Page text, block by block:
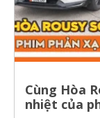
Cùng Hòa
nhiệt của